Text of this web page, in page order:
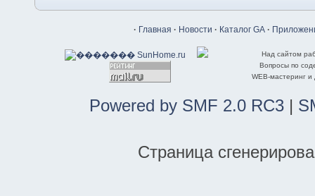
· Главная · Новости · Каталог GA ·
Над сайтом
Вопросы по
WEB-мастеринг
Powered by SMF 2.0 RC3 |
Страница